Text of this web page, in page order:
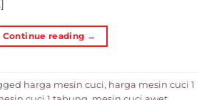
Continue reading →
harga mesin cuci, harga mesin cuci 1